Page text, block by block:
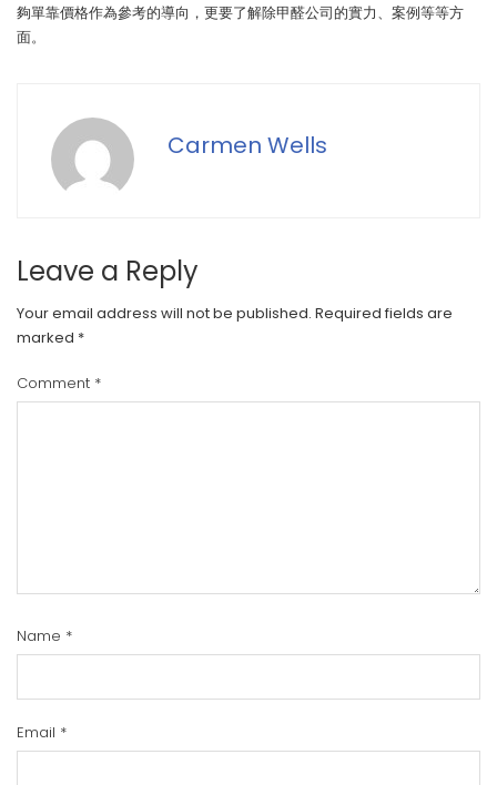
夠單靠價格作為參考的導向，更要了解除甲醛公司的實力、案例等等方
面。
Carmen Wells
Leave a Reply
Your email address will not be published. Required fields are
marked *
Comment *
Name *
Email *